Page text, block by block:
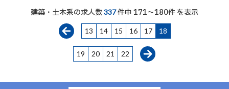
建築・土木系の求人数337件中 171～180件 を表示
13 14 15 16 17 18
19 20 21 22